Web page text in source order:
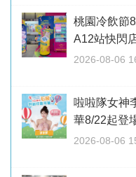
桃園冷飲節
A12站快閃
2026-08-06
啦啦隊女神
華8/22起登
2026-08-06